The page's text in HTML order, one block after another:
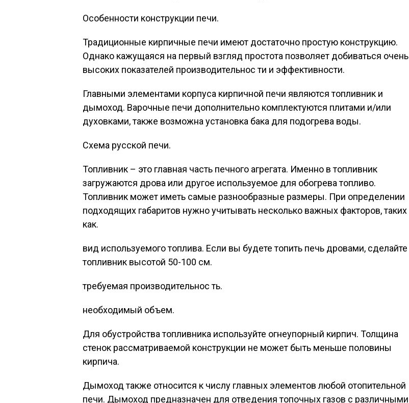
Особенности конструкции печи.
Традиционные кирпичные печи имеют достаточно простую конструкцию.
Однако кажущаяся на первый взгляд простота позволяет добиваться очень
высоких показателей производительнос ти и эффективности.
Главными элементами корпуса кирпичной печи являются топливник и
дымоход. Варочные печи дополнительно комплектуются плитами и/или
духовками, также возможна установка бака для подогрева воды.
Схема русской печи.
Топливник – это главная часть печного агрегата. Именно в топливник
загружаются дрова или другое используемое для обогрева топливо.
Топливник может иметь самые разнообразные размеры. При определении
подходящих габаритов нужно учитывать несколько важных факторов, таких
как.
вид используемого топлива. Если вы будете топить печь дровами, сделайте
топливник высотой 50-100 см.
требуемая производительнос ть.
необходимый объем.
Для обустройства топливника используйте огнеупорный кирпич. Толщина
стенок рассматриваемой конструкции не может быть меньше половины
кирпича.
Дымоход также относится к числу главных элементов любой отопительной
печи. Дымоход предназначен для отведения топочных газов с различными